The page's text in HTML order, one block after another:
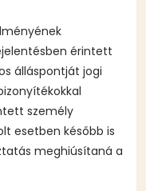
érintett
álláspontját jogi
személy
esetben később is
meghiúsítaná a